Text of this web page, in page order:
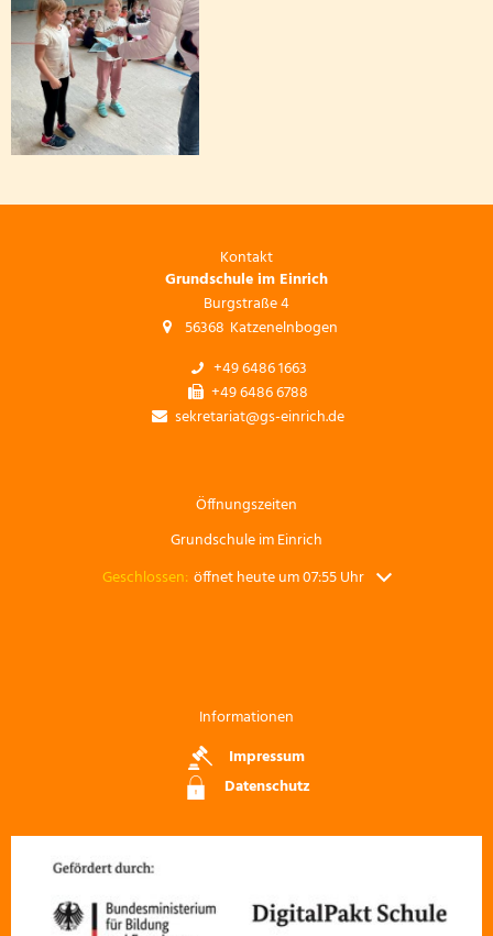
Kontakt
Grundschule im Einrich
Burgstraße 4
56368 Katzenelnbogen
+49 6486 1663
+49 6486 6788
sekretariat@gs-einrich.de
Öffnungszeiten
Grundschule im Einrich
Klicken, um weitere Öffnungs- oder Schließzeiten
Geschlossen: öffnet heute um 07:55 Uhr
Informationen
Impressum
Datenschutz